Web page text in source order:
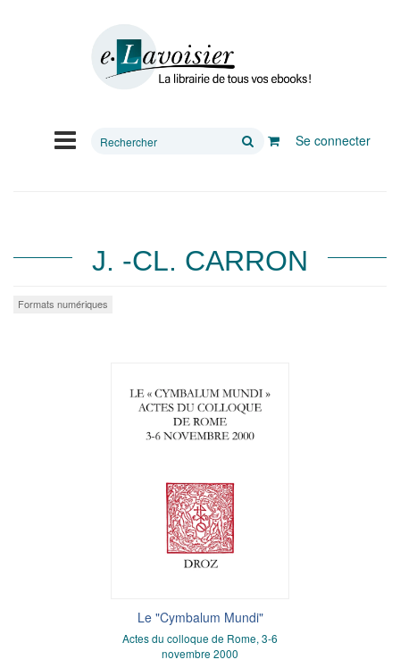
Rechercher
Se connecter
J. -CL. CARRON
Formats numériques
Le "Cymbalum Mundi"
Actes du colloque de Rome, 3-6
novembre 2000